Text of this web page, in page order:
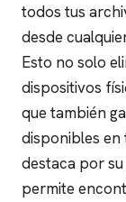
todos tus
desde
Esto no solo
dispositivos
que también
disponibles
destaca por
permite